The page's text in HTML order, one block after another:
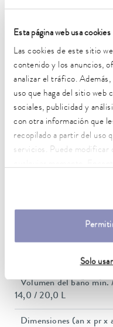
Esta página web usa cookies
Las cookies de este sitio
contenido y los anuncios,
analizar el tráfico.
uso que haga del sitio web
sociales, publicidad y
con otra información que
recopilado a partir del uso
servicios. Puede modificar
Solo
5 ... 40 °C
Estabilidad de
0.02 ± K
Potencia calorífica máx.
2 kW
Consumo eléctrico máx.
2.3 kW
Consumo de corriente
Presión de elevación
Energía de elevación
Volumen del baño mín.
14,0 / 20,0 L
Dimensiones (an x pr x